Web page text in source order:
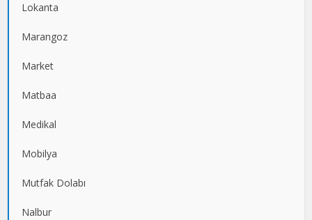
Lokanta
Marangoz
Market
Matbaa
Medikal
Mobilya
Mutfak Dolabı
Nalbur